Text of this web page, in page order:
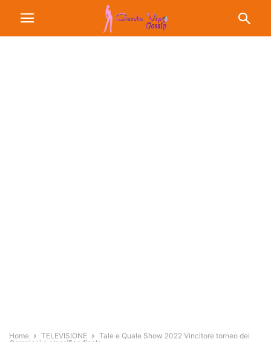
Home TELEVISIONE
Tale e Quale Show 2022 Vincitore torneo dei